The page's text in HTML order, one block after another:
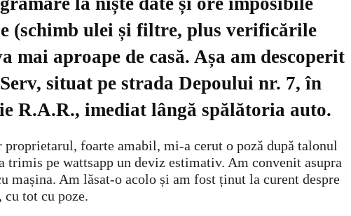
(schimb ulei și filtre, plus verificările
mai aproape de casă. Așa am descoperit
situat pe strada Depoului nr. 7, în
R.A.R., imediat lângă spălătoria auto.
proprietarul, foarte amabil, mi-a cerut o poză după talonul
pe wattsapp un deviz estimativ. Am convenit asupra
mașina. Am lăsat-o acolo și am fost ținut la curent despre
cu tot cu poze.